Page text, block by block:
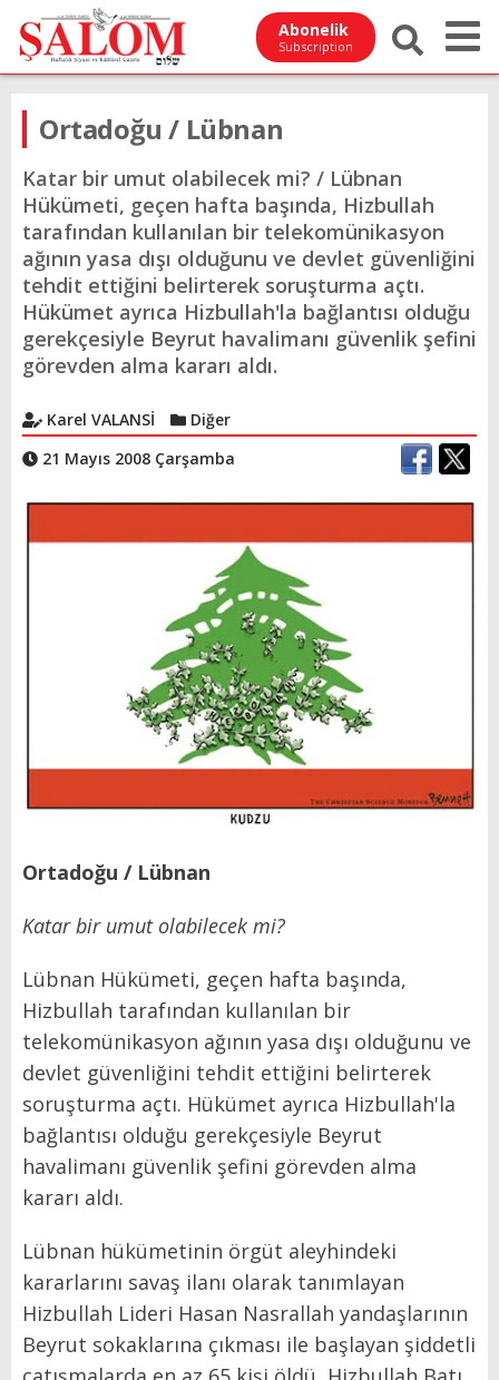
Abonelik
Subscription
Ortadoğu / Lübnan
Katar bir umut olabilecek mi? / Lübnan
Hükümeti, geçen hafta başında, Hizbullah
tarafından kullanılan bir telekomünikasyon
ağının yasa dışı olduğunu ve devlet güvenliğini
tehdit ettiğini belirterek soruşturma açtı.
Hükümet ayrıca Hizbullah'la bağlantısı olduğu
gerekçesiyle Beyrut havalimanı güvenlik şefini
görevden alma kararı aldı.
Karel VALANSİ
Diğer
21 Mayıs 2008 Çarşamba
Ortadoğu / Lübnan
Katar bir umut olabilecek mi?
Lübnan Hükümeti, geçen hafta başında,
Hizbullah tarafından kullanılan bir
telekomünikasyon ağının yasa dışı olduğunu ve
devlet güvenliğini tehdit ettiğini belirterek
soruşturma açtı. Hükümet ayrıca Hizbullah'la
bağlantısı olduğu gerekçesiyle Beyrut
havalimanı güvenlik şefini görevden alma
kararı aldı.
Lübnan hükümetinin örgüt aleyhindeki
kararlarını savaş ilanı olarak tanımlayan
Hizbullah Lideri Hasan Nasrallah yandaşlarının
Beyrut sokaklarına çıkması ile başlayan şiddetli